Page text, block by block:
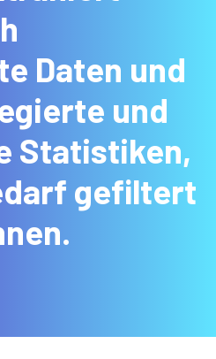
Daten und
und
Statistiken,
gefiltert